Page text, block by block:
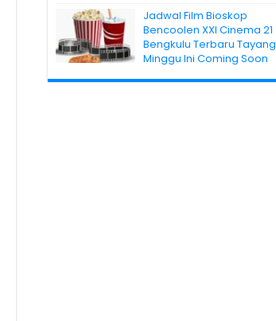
Jadwal Film Bioskop
Bencoolen XXI Cinema 21
Bengkulu Terbaru Tayang
Minggu Ini Coming Soon